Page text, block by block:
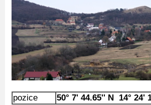
pozice
50° 7' 44.65'' N 14° 24'